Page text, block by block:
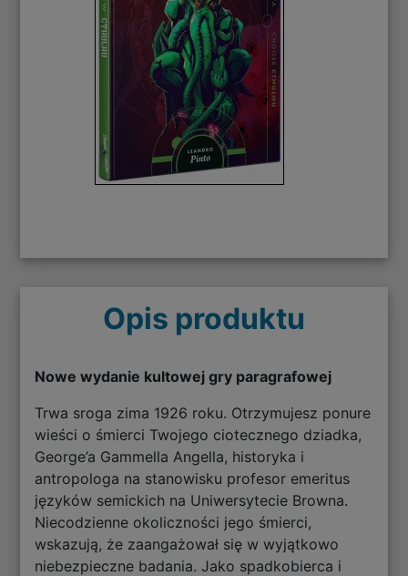
Opis produktu
Nowe wydanie kultowej gry paragrafowej
Trwa sroga zima 1926 roku. Otrzymujesz ponure
wieści o śmierci Twojego ciotecznego dziadka,
George’a Gammella Angella, historyka i
antropologa na stanowisku profesor emeritus
języków semickich na Uniwersytecie Browna.
Niecodzienne okoliczności jego śmierci,
wskazują, że zaangażował się w wyjątkowo
niebezpieczne badania. Jako spadkobierca i